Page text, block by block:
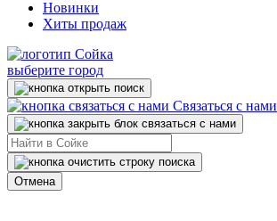
Новинки
Хиты продаж
выберите город
Связаться с нами
Отмена